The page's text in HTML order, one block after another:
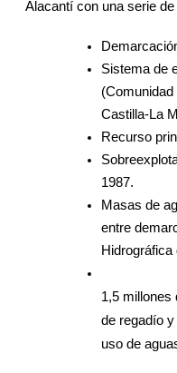
Alacantí con una serie
Sistema de
Castilla-La
Recurso
1987.
Masas de
entre
Hidrográfica
1,5 millones
de regadío
uso de